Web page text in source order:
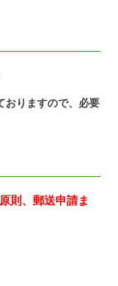
おりますので、必要
原則、郵送申請ま